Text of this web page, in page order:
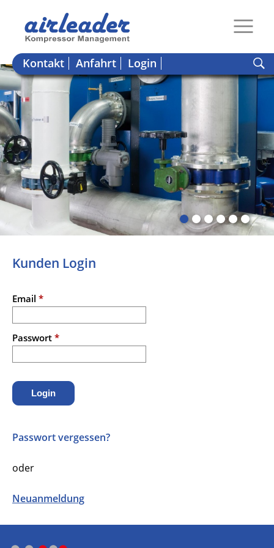
Kontakt Anfahrt Login
Kunden Login
Email *
Passwort *
Login
Passwort vergessen?
oder
Neuanmeldung